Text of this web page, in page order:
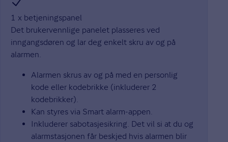
1 x betjeningspanel
Det brukervennlige panelet plasseres ved
inngangsdøren og lar deg enkelt skru av og på
alarmen.
Alarmen skrus av og på med en personlig
kode eller kodebrikke (inkluderer 2
kodebrikker).
Kan styres via Smart alarm-appen.
Inkluderer sabotasjesikring. Det vil si at du og
alarmstasjonen får beskjed hvis alarmen blir